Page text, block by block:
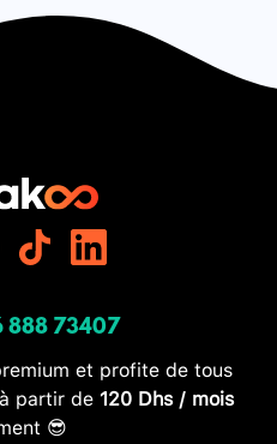
888 73407
et profite de tous
partir de 120 Dhs / mois
😎